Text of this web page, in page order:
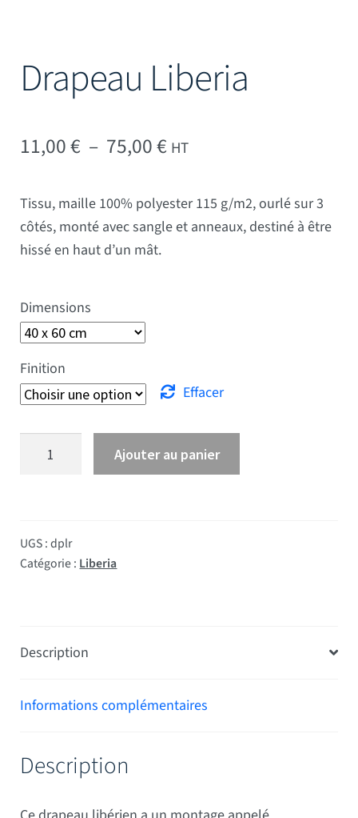
Drapeau Liberia
11,00€ – 75,00€Plage de prix : 11,00 €
HT
Tissu, maille 100% polyester 115 g/m2, ourlé sur 3
côtés, monté avec sangle et anneaux, destiné à être
hissé en haut d’un mât.
Dimensions
Finition
Effacer
quantité de Drapeau Liberia
Ajouter au panier
UGS :dplr
Catégorie : Liberia
Description
Informations complémentaires
Description